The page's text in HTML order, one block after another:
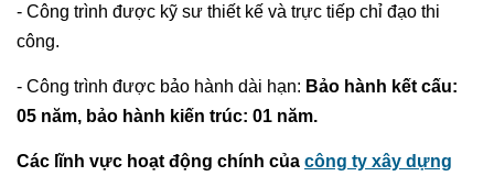
- Công trình được kỹ sư thiết kế và trực tiếp chỉ đạo thi
công.
- Công trình được bảo hành dài hạn: Bảo hành kết cấu:
05 năm, bảo hành kiến trúc: 01 năm.
Các lĩnh vực hoạt động chính của công ty xây dựng